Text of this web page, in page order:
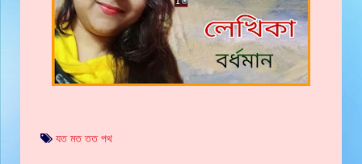
যত মত তত পথ